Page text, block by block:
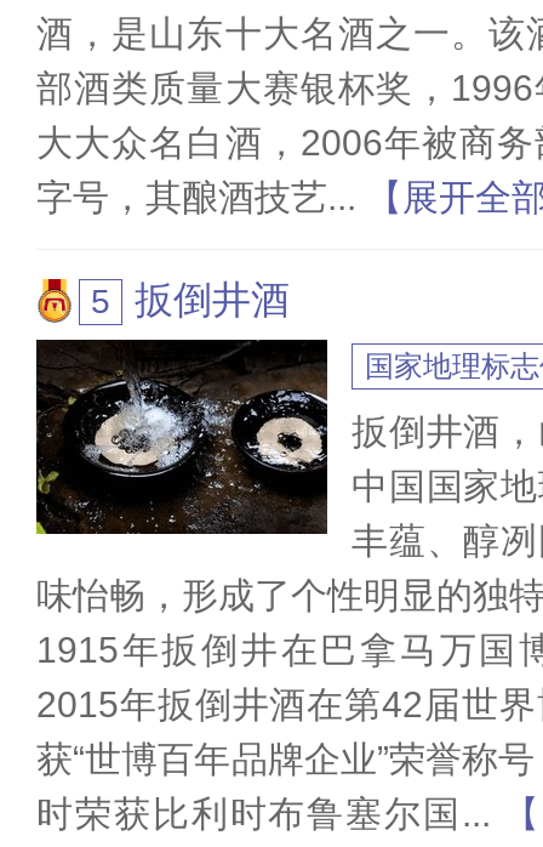
酒，是山东十大名酒之一。该
部酒类质量大赛银杯奖，
大大众名白酒，2006年被商
字号，其酿酒技艺... 【展开全
扳倒井酒
国家地理标
扳倒井酒
中国国家
丰蕴、醇
味怡畅，形成了个性明显的独
1915年扳倒井在巴拿马万国
2015年扳倒井酒在第42届世
获“世博百年品牌企业”荣誉称
时荣获比利时布鲁塞尔国 ...